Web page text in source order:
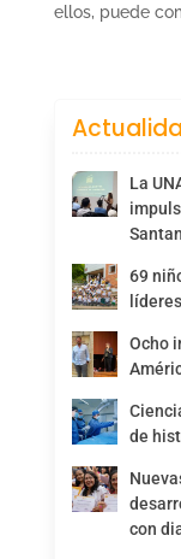
ellos, puede
La
69
Ocho
de
con